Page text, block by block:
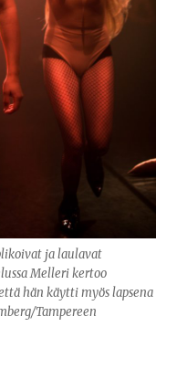
ja laulavat
Melleri kertoo
hän käytti myös lapsena
Tampereen